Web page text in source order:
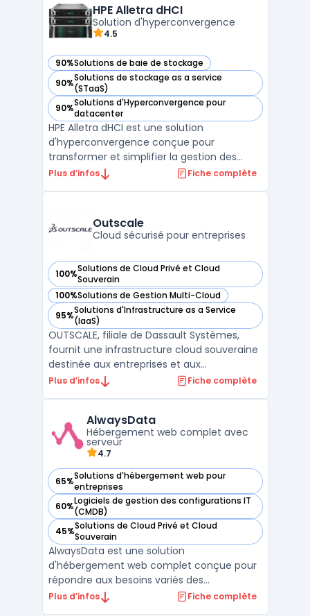
disponible pour une capacité de stockage à
la fois flexible e ...
HPE Alletra dHCI
Solution d'hyperconvergence
4.5
90%Solutions de baie de stockage
— voir HPE Alletra dHCI dans cette catégorie
90%Solutions de stockage as a service
(STaaS)
— voir HPE Alletra dHCI dans cette catégorie
90%Solutions d'Hyperconvergence pour
datacenter
— voir HPE Alletra dHCI dans cette catégorie
HPE Alletra dHCI est une solution
d'hyperconvergence conçue pour
transformer et simplifier la gestion des
infrastructures IT. En intégrant les capacités
optimisée et une sécur ...
Plus d’infos Fiche complète
Outscale
Cloud sécurisé pour entreprises
100%Solutions de Cloud Privé et Cloud
Souverain
— voir Outscale dans cette catégorie
100%Solutions de Gestion Multi-Cloud
— voir Outscale dans cette catégorie
95%Solutions d'Infrastructure as a Service
(IaaS)
— voir Outscale dans cette catégorie
OUTSCALE, filiale de Dassault Systèmes,
fournit une infrastructure cloud souveraine
destinée aux entreprises et aux
organisations publiques. Sa plateforme
données en conformité avec le RGPD.
L’ensemble des services propos ...
Plus d’infos Fiche complète
AlwaysData
Hébergement web complet avec
serveur
4.7
65%Solutions d'hébergement web pour
entreprises
— voir AlwaysData dans cette catégorie
60%Logiciels de gestion des configurations IT
(CMDB)
— voir AlwaysData dans cette catégorie
45%Solutions de Cloud Privé et Cloud
Souverain
— voir AlwaysData dans cette catégorie
AlwaysData est une solution
d'hébergement web complet conçue pour
répondre aux besoins variés des
développeurs, des entreprises et des
Plus d’infos Fiche complète